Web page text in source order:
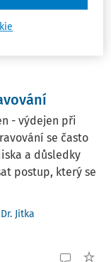
- výdejen při
se často
a důsledky
postup, který se
Jitka